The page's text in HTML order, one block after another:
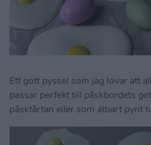
Ett gott pyssel som jag lovar att
passar perfekt till påskbordets
påsktårtan eller som ätbart pynt